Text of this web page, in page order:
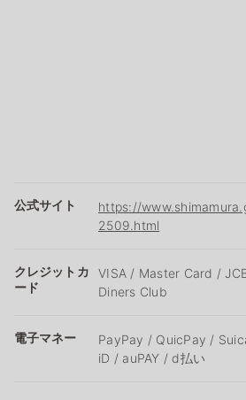
公式サイト
https://
2509.html
クレジットカ
ード
VISA / Master Card /
Diners Club
電子マネー
PayPay / QuicPay /
iD / auPAY / d払い